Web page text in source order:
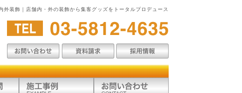
外装飾｜店舗内・外の装飾から集客グッズをトータルプロデュース